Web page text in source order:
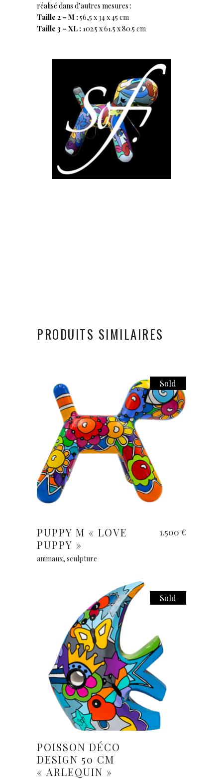
réalisé dans d’autres mesures :
Taille 2 – M : 56,5 x 34 x 45 cm
Taille 3 – XL : 102.5 x 61.5 x 80.5 cm
PRODUITS SIMILAIRES
Sold
PUPPY M « LOVE
PUPPY »
1.500 €
animaux, sculpture
Sold
Lire la suite
POISSON DÉCO
DESIGN 50 CM
« ARLEQUIN »